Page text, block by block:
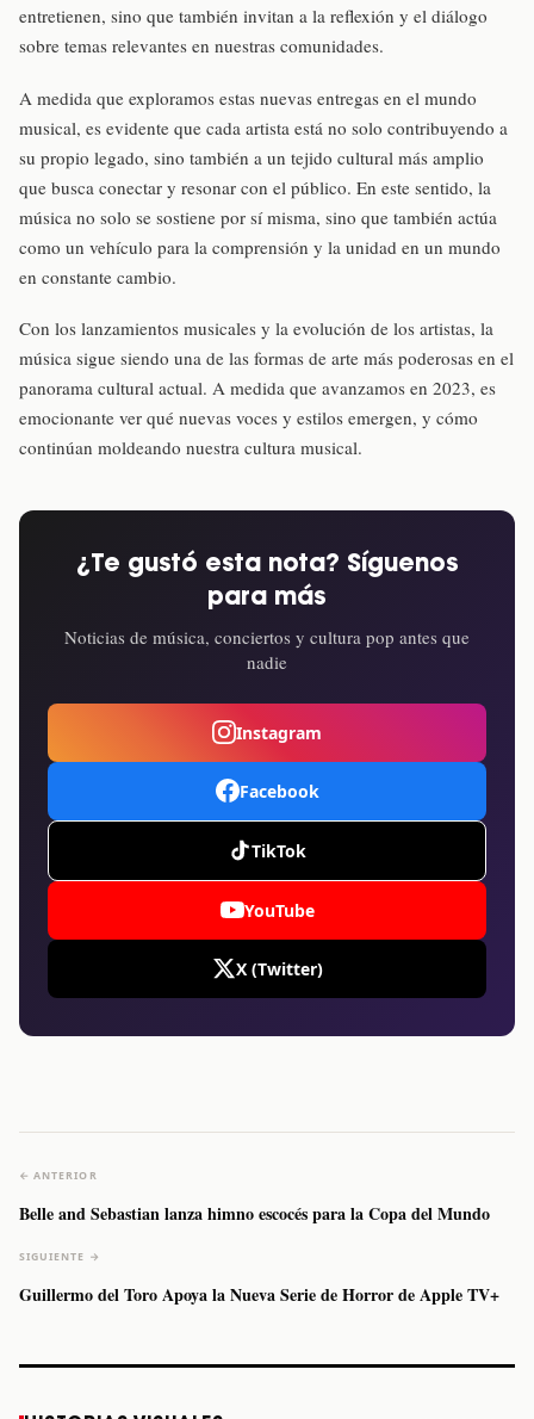
entretienen, sino que también invitan a la reflexión y el diálogo
sobre temas relevantes en nuestras comunidades.
A medida que exploramos estas nuevas entregas en el mundo
musical, es evidente que cada artista está no solo contribuyendo a
su propio legado, sino también a un tejido cultural más amplio
que busca conectar y resonar con el público. En este sentido, la
música no solo se sostiene por sí misma, sino que también actúa
como un vehículo para la comprensión y la unidad en un mundo
en constante cambio.
Con los lanzamientos musicales y la evolución de los artistas, la
música sigue siendo una de las formas de arte más poderosas en el
panorama cultural actual. A medida que avanzamos en 2023, es
emocionante ver qué nuevas voces y estilos emergen, y cómo
continúan moldeando nuestra cultura musical.
¿Te gustó esta nota? Síguenos
para más
Noticias de música, conciertos y cultura pop antes que
nadie
Instagram
Facebook
TikTok
YouTube
X (Twitter)
← ANTERIOR
Belle and Sebastian lanza himno escocés para la Copa del Mundo
SIGUIENTE →
Guillermo del Toro Apoya la Nueva Serie de Horror de Apple TV+
Caifanes regresa
Fallece Felipe